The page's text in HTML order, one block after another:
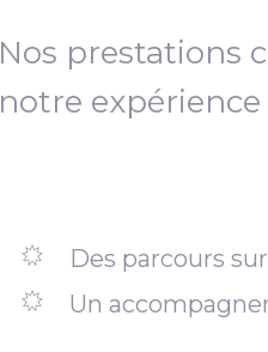
Nos prestations
notre
Des parcours
Un